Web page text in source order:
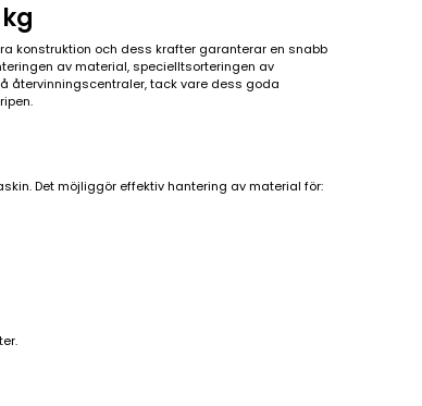
konstruktion och dess krafter garanterar en snabb
av material, specielltsorteringen av
återvinningscentraler, tack vare dess goda
Det möjliggör effektiv hantering av material för: